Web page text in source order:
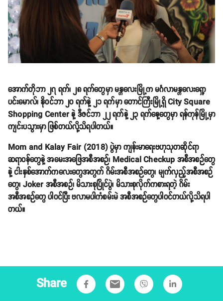
အောက်တိုဘာ ၂၇ ရက်၊ ၂၈ ရက်တွေမှာ မန္တလေးမြို့က မင်္ဂလာမန္တလေးရှော့
ပင်းမောလ်၊ နိုဝင်ဘာ ၂၀ ရက်နဲ့ ၂၁ ရက်မှာ တောင်ကြီးမြို့ရှိ City Square
Shopping Center နဲ့ ဒီဇင်ဘာ ၂၂ ရက်နဲ့ ၂၃ ရက်နေ့တွေမှာ ရန်ကုန်မြို့မှာ
ကျင်းပသွားမှာ ဖြစ်တယ်လို့သိရပါတယ်။
Mom and Kalay Fair (2018) ပွဲမှာ ကျန်းမာရေးဗဟုသုတဆိုင်ရာ
ဆရာဝန်တွေနဲ့ အမေးအဖြေအစီအစဉ်၊ Medical Checkup အစီအစဉ်တွေ
နဲ့ ငါးနှစ်အောက်ကလေးတွေအတွက် ဂိမ်းအစီအစဉ်တွေ၊ မျက်လှည့်အစီအစဉ်
တွေ၊ Joker အစီအစဉ်၊ မိသားစုပြိုင်ပွဲ၊ မိသားစုလိုက်ကစားရတဲ့ ဂိမ်း
အစီအစဉ်တွေ ပါဝင်ပြီး ဗလာမပါကံစမ်းမဲ အစီအစဉ်တွေပါဝင်တယ်လို့သိရပါ
တယ်။
Share email